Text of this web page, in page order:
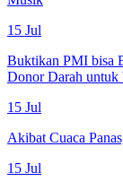
15 Jul
Buktikan PMI bisa
Donor Darah untuk
15 Jul
Akibat Cuaca
15 Jul